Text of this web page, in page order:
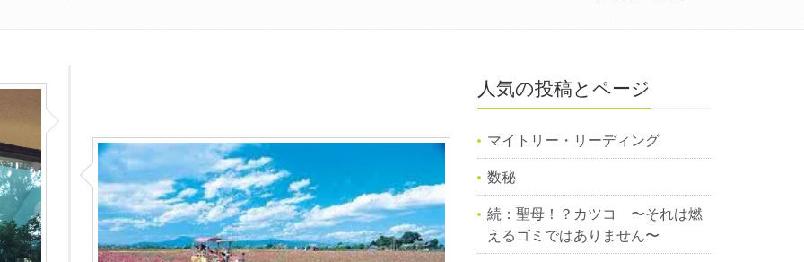
人気の投稿とページ
マイトリー・リーディング
数秘
続：聖母！？カツコ 〜それは燃
えるゴミではありません〜